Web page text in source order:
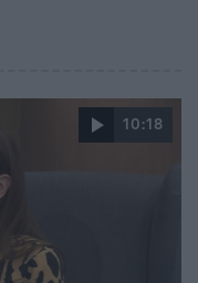
10:18